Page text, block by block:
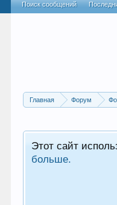
Главная Форум
Этот сайт
больше.
Поиск сообщений